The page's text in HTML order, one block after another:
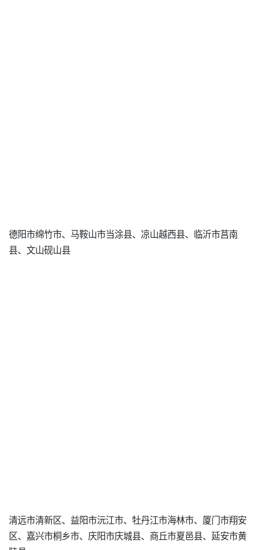
德阳市绵竹市、马鞍山市当涂县、凉山越西县、临沂市莒南
县、文山砚山县
清远市清新区、益阳市沅江市、牡丹江市海林市、厦门市翔安
区、嘉兴市桐乡市、庆阳市庆城县、商丘市夏邑县、延安市黄